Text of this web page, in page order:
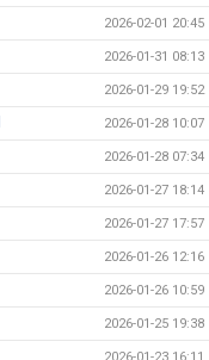
2026-02-01 20:45
2026-01-31 08:13
2026-01-29 19:52
2026-01-28 10:07
2026-01-28 07:34
2026-01-27 18:14
2026-01-27 17:57
2026-01-26 12:16
2026-01-26 10:59
2026-01-25 19:38